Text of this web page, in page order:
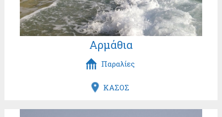
Αρμάθια
Παραλίες
ΚΑΣΟΣ